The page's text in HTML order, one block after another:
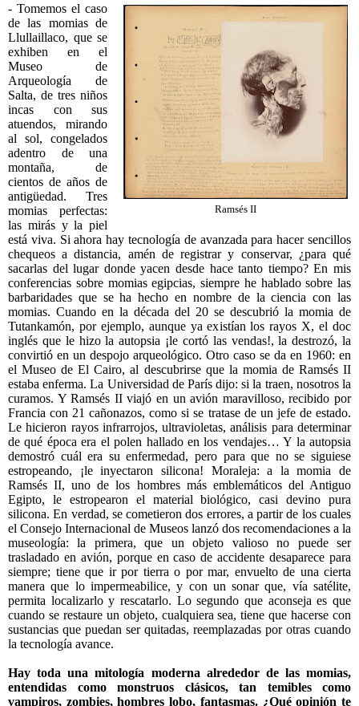
Ramsés II
- Tomemos el caso
de las momias de
Llullaillaco, que se
exhiben en el
Museo de
Arqueología de
Salta, de tres niños
incas con sus
atuendos, mirando
al sol, congelados
adentro de una
montaña, de
cientos de años de
antigüedad. Tres
momias perfectas:
las mirás y la piel
está viva. Si ahora hay tecnología de avanzada para hacer sencillos
chequeos a distancia, amén de registrar y conservar, ¿para qué
sacarlas del lugar donde yacen desde hace tanto tiempo? En mis
conferencias sobre momias egipcias, siempre he hablado sobre las
barbaridades que se ha hecho en nombre de la ciencia con las
momias. Cuando en la década del 20 se descubrió la momia de
Tutankamón, por ejemplo, aunque ya existían los rayos X, el doc
inglés que le hizo la autopsia ¡le cortó las vendas!, la destrozó, la
convirtió en un despojo arqueológico. Otro caso se da en 1960: en
el Museo de El Cairo, al descubrirse que la momia de Ramsés II
estaba enferma. La Universidad de París dijo: si la traen, nosotros la
curamos. Y Ramsés II viajó en un avión maravilloso, recibido por
Francia con 21 cañonazos, como si se tratase de un jefe de estado.
Le hicieron rayos infrarrojos, ultravioletas, análisis para determinar
de qué época era el polen hallado en los vendajes… Y la autopsia
demostró cuál era su enfermedad, pero para que no se siguiese
estropeando, ¡le inyectaron silicona! Moraleja: a la momia de
Ramsés II, uno de los hombres más emblemáticos del Antiguo
Egipto, le estropearon el material biológico, casi devino pura
silicona. En verdad, se cometieron dos errores, a partir de los cuales
el Consejo Internacional de Museos lanzó dos recomendaciones a la
museología: la primera, que un objeto valioso no puede ser
trasladado en avión, porque en caso de accidente desaparece para
siempre; tiene que ir por tierra o por mar, envuelto de una cierta
manera que lo impermeabilice, y con un sonar que, vía satélite,
permita localizarlo y rescatarlo. Lo segundo que aconseja es que
cuando se restaure un objeto, cualquiera sea, tiene que hacerse con
sustancias que puedan ser quitadas, reemplazadas por otras cuando
la tecnología avance.
Hay toda una mitología moderna alrededor de las momias,
entendidas como monstruos clásicos, tan temibles como
vampiros, zombies, hombres lobo, fantasmas. ¿Qué opinión te